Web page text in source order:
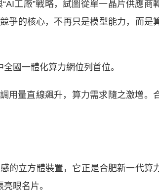
工廠”戰略，試圖從單一晶片供應商
爭的核心，不再只是模型能力，而是
國一體化算力網位列首位。
用量直線飆升，算力需求隨之激增。
立方體裝置，它正是合肥新一代算
眼名片。